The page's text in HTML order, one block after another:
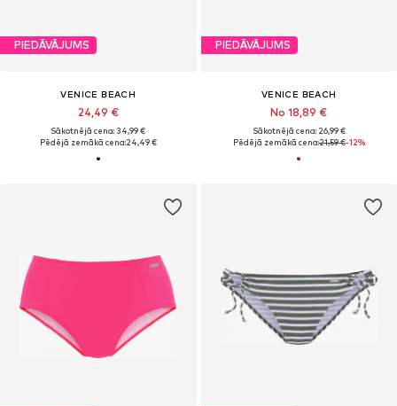
PIEDĀVĀJUMS
VENICE BEACH
24,49 €
Sākotnējā cena: 34,99 €
Pēdējā zemākā cena:24,49 €
PIEDĀVĀJUMS
VENICE BEACH
No 18,89 €
Sākotnējā cena: 26,99 €
Pēdējā zemākā cena:21,59 €-12%